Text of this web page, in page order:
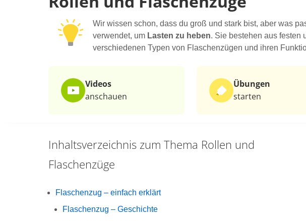
Wir wissen schon, dass du groß und stark bist, aber was
verwendet, um Lasten zu heben. Sie bestehen aus festen
verschiedenen Typen von Flaschenzügen und ihren
Videos
anschauen
Übungen
starten
Inhaltsverzeichnis zum Thema Rollen und
Flaschenzüge
Flaschenzug – einfach erklärt
Flaschenzug – Geschichte